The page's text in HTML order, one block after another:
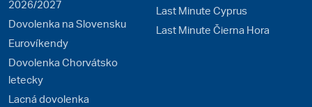
2026/2027
Dovolenka na Slovensku
Eurovíkendy
Dovolenka Chorvátsko
letecky
Lacná dovolenka
Last Minute Cyprus
Last Minute Čierna Hora